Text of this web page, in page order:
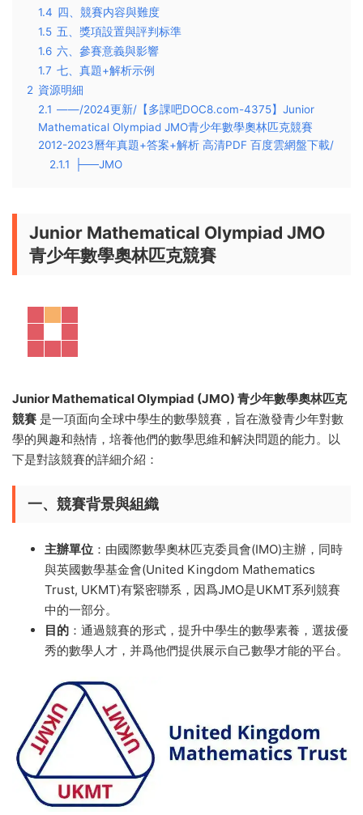
1.4 四、競賽内容與難度
1.5 五、獎項設置與評判标準
1.6 六、參賽意義與影響
1.7 七、真題+解析示例
2 資源明細
2.1 ——/2024更新/【多課吧DOC8.com-4375】Junior
Mathematical Olympiad JMO青少年數學奧林匹克競賽
2012-2023曆年真題+答案+解析 高清PDF 百度雲網盤下載/
2.1.1
├──JMO
Junior Mathematical Olympiad JMO
青少年數學奧林匹克競賽
Junior Mathematical Olympiad (JMO) 青少年數學奧林匹克
競賽 是一項面向全球中學生的數學競賽，旨在激發青少年對數
學的興趣和熱情，培養他們的數學思維和解決問題的能力。以
下是對該競賽的詳細介紹：
一、競賽背景與組織
主辦單位 ：由國際數學奧林匹克委員會(IMO)主辦，同時
與英國數學基金會(United Kingdom Mathematics
Trust, UKMT)有緊密聯系，因爲JMO是UKMT系列競賽
中的一部分。
目的 ：通過競賽的形式，提升中學生的數學素養，選拔優
秀的數學人才，并爲他們提供展示自己數學才能的平台。